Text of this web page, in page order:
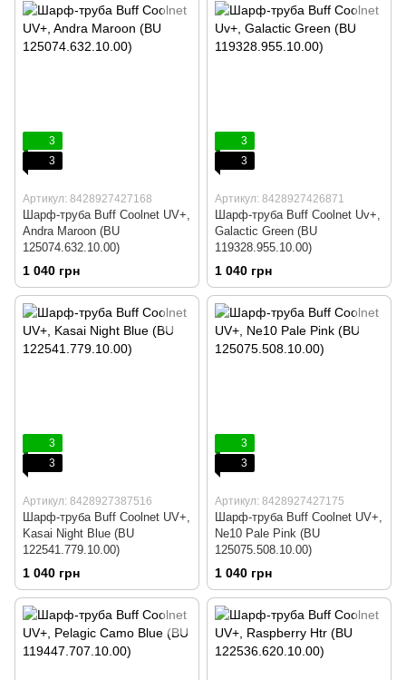
3
3
Артикул: 8428927427168
Шарф-труба Buff Coolnet UV+,
Andra Maroon (BU
125074.632.10.00)
1 040 грн
3
3
Артикул: 8428927426871
Шарф-труба Buff Coolnet Uv+,
Galactic Green (BU
119328.955.10.00)
1 040 грн
3
3
Артикул: 8428927387516
Шарф-труба Buff Coolnet UV+,
Kasai Night Blue (BU
122541.779.10.00)
1 040 грн
3
3
Артикул: 8428927427175
Шарф-труба Buff Coolnet UV+,
Ne10 Pale Pink (BU
125075.508.10.00)
1 040 грн